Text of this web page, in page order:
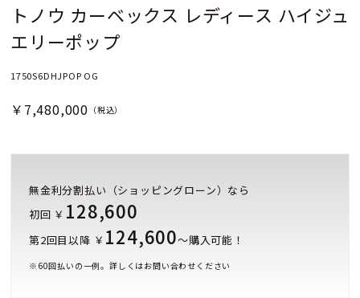
トノウ カーベックス レディース ハイジュ
エリーポップ
1750S6DHJPOP OG
￥7,480,000 （税込）
無金利分割払い（ショッピングローン）なら
初回 ￥ 128,600
第2回目以降 ￥ 124,600～購入可能！
※ 60回払いの一例。詳しくはお問い合わせください